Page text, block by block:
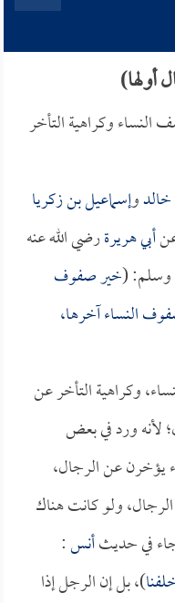
النساء وكراهية التأخر
خالدوإسماعيل بن زكريا
أبي هريرةرضي الله عنه
وسلم: (خير صفوف
النساء آخرها،
وكراهية التأخر عن
لأنه ورد في بعض
يؤخرن عن الرجال،
ولو كانت هناك
جاء في حديثأنس:
)، بل إن الرجل إذا